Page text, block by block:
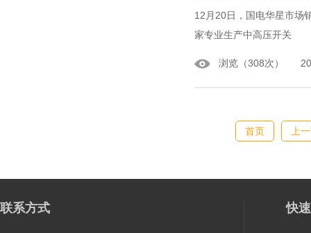
12月20日，国电华星市场
家专业生产中高压开关
浏览（308次）
首页 上
联系方式 快